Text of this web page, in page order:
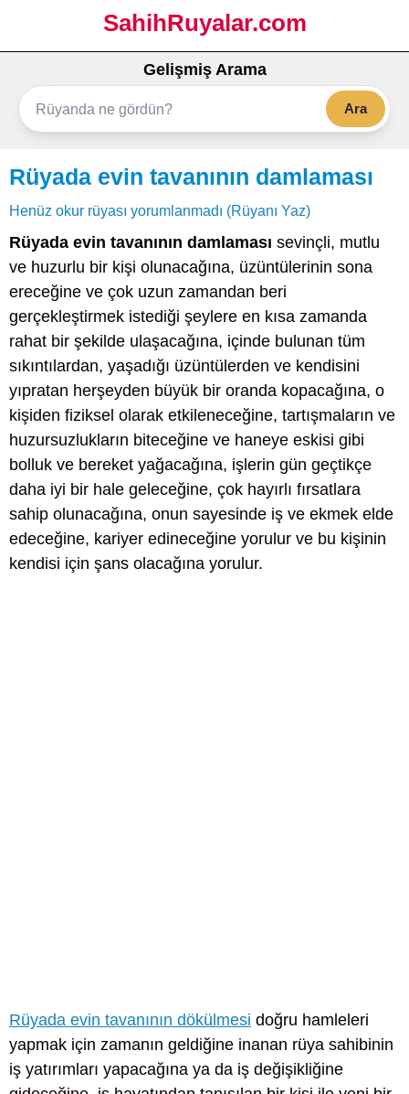
SahihRuyalar.com
Gelişmiş Arama
Ara
Rüyada evin tavanının damlaması
Henüz okur rüyası yorumlanmadı (Rüyanı Yaz)
Rüyada evin tavanının damlaması sevinçli, mutlu
ve huzurlu bir kişi olunacağına, üzüntülerinin sona
ereceğine ve çok uzun zamandan beri
gerçekleştirmek istediği şeylere en kısa zamanda
rahat bir şekilde ulaşacağına, içinde bulunan tüm
sıkıntılardan, yaşadığı üzüntülerden ve kendisini
yıpratan herşeyden büyük bir oranda kopacağına, o
kişiden fiziksel olarak etkileneceğine, tartışmaların ve
huzursuzlukların biteceğine ve haneye eskisi gibi
bolluk ve bereket yağacağına, işlerin gün geçtikçe
daha iyi bir hale geleceğine, çok hayırlı fırsatlara
sahip olunacağına, onun sayesinde iş ve ekmek elde
edeceğine, kariyer edineceğine yorulur ve bu kişinin
kendisi için şans olacağına yorulur.
Rüyada evin tavanının dökülmesi doğru hamleleri
yapmak için zamanın geldiğine inanan rüya sahibinin
iş yatırımları yapacağına ya da iş değişikliğine